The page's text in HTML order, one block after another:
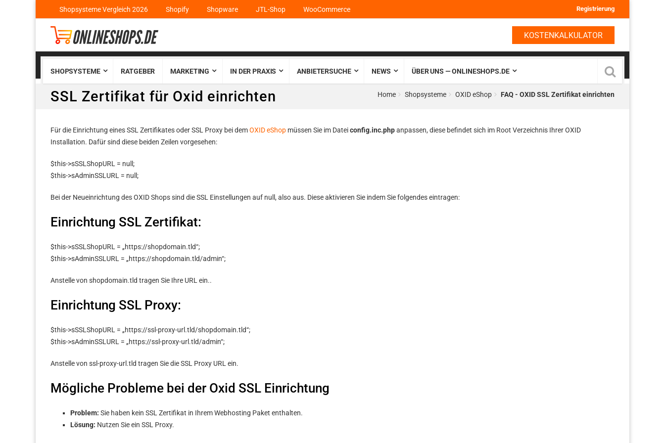
Shopsysteme Vergleich 2026 Shopify Shopware JTL-Shop WooCommerce Registrierung
KOSTENKALKULATOR
SHOPSYSTEME RATGEBER MARKETING IN DER PRAXIS ANBIETERSUCHE NEWS ÜBER UNS — ONLINESHOPS.DE
SSL Zertifikat für Oxid einrichten Home Shopsysteme OXID eShop FAQ - OXID SSL Zertifikat einrichten
Für die Einrichtung eines SSL Zertifikates oder SSL Proxy bei demOXID eShop müssen Sie im Dateiconfig.inc.phpanpassen, diese befindet sich im Root Verzeichnis Ihrer OXID
Installation. Dafür sind diese beiden Zeilen vorgesehen:
$this->sSSLShopURL = null;
$this->sAdminSSLURL = null;
Bei der Neueinrichtung des OXID Shops sind die SSL Einstellungen auf null, also aus. Diese aktivieren Sie indem Sie folgendes eintragen:
Einrichtung SSL Zertifikat:
$this->sSSLShopURL = „https://shopdomain.tld“;
$this->sAdminSSLURL = „https://shopdomain.tld/admin“;
Anstelle von shopdomain.tld tragen Sie Ihre URL ein..
Einrichtung SSL Proxy:
$this->sSSLShopURL = „https://ssl-proxy-url.tld/shopdomain.tld“;
$this->sAdminSSLURL = „https://ssl-proxy-url.tld/admin“;
Anstelle von ssl-proxy-url.tld tragen Sie die SSL Proxy URL ein.
Mögliche Probleme bei der Oxid SSL Einrichtung
Problem: Sie haben kein SSL Zertifikat in Ihrem Webhosting Paket enthalten.
Lösung: Nutzen Sie ein SSL Proxy.